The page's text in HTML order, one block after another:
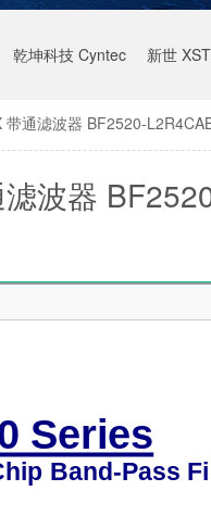
乾坤科技 Cyntec 新世
带通滤波器 BF2520-
波器